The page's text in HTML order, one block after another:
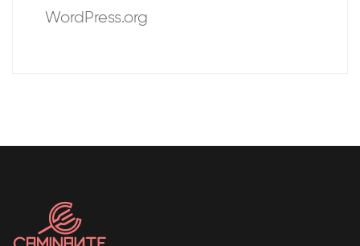
WordPress.org